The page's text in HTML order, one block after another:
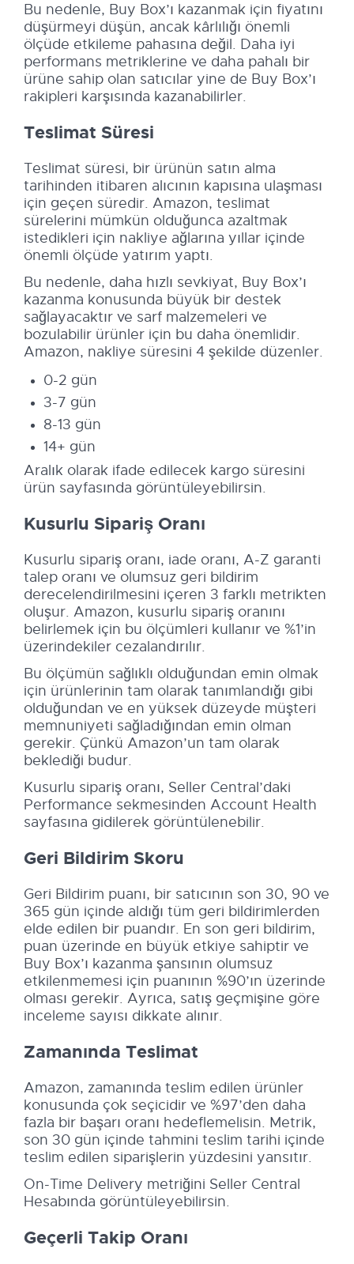
Bu nedenle, Buy Box’ı kazanmak için fiyatını
düşürmeyi düşün, ancak kârlılığı önemli
ölçüde etkileme pahasına değil. Daha iyi
performans metriklerine ve daha pahalı bir
ürüne sahip olan satıcılar yine de Buy Box’ı
rakipleri karşısında kazanabilirler.
Teslimat Süresi
Teslimat süresi, bir ürünün satın alma
tarihinden itibaren alıcının kapısına ulaşması
için geçen süredir. Amazon, teslimat
sürelerini mümkün olduğunca azaltmak
istedikleri için nakliye ağlarına yıllar içinde
önemli ölçüde yatırım yaptı.
Bu nedenle, daha hızlı sevkiyat, Buy Box’ı
kazanma konusunda büyük bir destek
sağlayacaktır ve sarf malzemeleri ve
bozulabilir ürünler için bu daha önemlidir.
Amazon, nakliye süresini 4 şekilde düzenler.
0-2 gün
3-7 gün
8-13 gün
14+ gün
Aralık olarak ifade edilecek kargo süresini
ürün sayfasında görüntüleyebilirsin.
Kusurlu Sipariş Oranı
Kusurlu sipariş oranı, iade oranı, A-Z garanti
talep oranı ve olumsuz geri bildirim
derecelendirilmesini içeren 3 farklı metrikten
oluşur. Amazon, kusurlu sipariş oranını
belirlemek için bu ölçümleri kullanır ve %1’in
üzerindekiler cezalandırılır.
Bu ölçümün sağlıklı olduğundan emin olmak
için ürünlerinin tam olarak tanımlandığı gibi
olduğundan ve en yüksek düzeyde müşteri
memnuniyeti sağladığından emin olman
gerekir. Çünkü Amazon’un tam olarak
beklediği budur.
Kusurlu sipariş oranı, Seller Central’daki
Performance sekmesinden Account Health
sayfasına gidilerek görüntülenebilir.
Geri Bildirim Skoru
Geri Bildirim puanı, bir satıcının son 30, 90 ve
365 gün içinde aldığı tüm geri bildirimlerden
elde edilen bir puandır. En son geri bildirim,
puan üzerinde en büyük etkiye sahiptir ve
Buy Box’ı kazanma şansının olumsuz
etkilenmemesi için puanının %90’ın üzerinde
olması gerekir. Ayrıca, satış geçmişine göre
inceleme sayısı dikkate alınır.
Zamanında Teslimat
Amazon, zamanında teslim edilen ürünler
konusunda çok seçicidir ve %97’den daha
fazla bir başarı oranı hedeflemelisin. Metrik,
son 30 gün içinde tahmini teslim tarihi içinde
teslim edilen siparişlerin yüzdesini yansıtır.
On-Time Delivery metriğini Seller Central
Hesabında görüntüleyebilirsin.
Geçerli Takip Oranı